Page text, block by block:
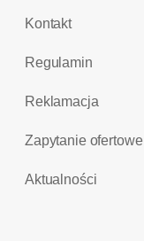
Kontakt
Regulamin
Reklamacja
Zapytanie ofertowe
Aktualności